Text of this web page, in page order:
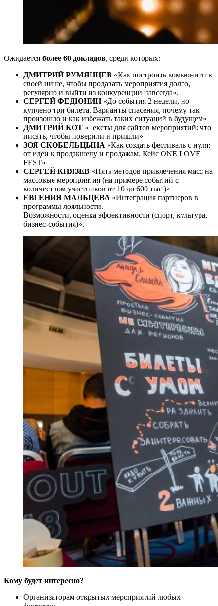
Ожидается более 60 докладов, среди которых:
ДМИТРИЙ РУМЯНЦЕВ «Как построить комьюнити в
своей нише, чтобы продавать мероприятия долго,
регулярно и выйти из конкуренции навсегда».
СЕРГЕЙ ФЕДЮНИН«До события 2 недели, но
куплено три билета. Варианты спасения, почему так
произошло и как избежать таких ситуаций в будущем»
ДМИТРИЙ КОТ «Тексты для сайтов мероприятий: что
писать, чтобы поверили и пришли»
ЗОЯ СКОБЕЛЬЦЫНА «Как создать фестиваль с нуля:
от идеи к продакшену и продажам. Кейс ONE LOVE
FEST»
СЕРГЕЙ КНЯЗЕВ «Пять методов привлечения масс на
массовые мероприятия (на примере событий с
количеством участников от 10 до 600 тыс.)»
ЕВГЕНИЯ МАЛЬЦЕВА «Интеграция партнеров в
программы лояльности.
Возможности, оценка эффективности (спорт, культура,
бизнес-события)».
Кому будет интересно?
Организаторам открытых мероприятий любых